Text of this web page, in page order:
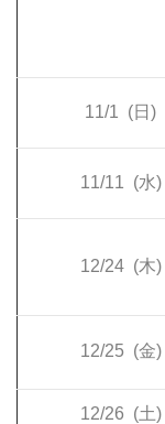
11/1 (日)
11/11 (水)
12/24 (木)
12/25 (金)
12/26 (土)